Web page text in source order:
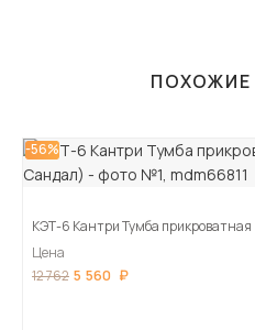
ПОХОЖИЕ
-56%
КЭТ-6 Кантри Тумба
Цена
12 762 5 560